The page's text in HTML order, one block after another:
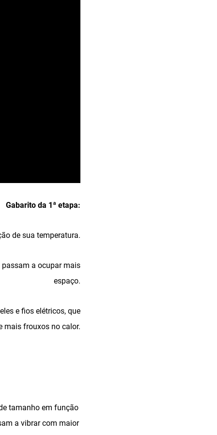
Gabarito da 1ª etapa:
de sua temperatura.
a ocupar mais
espaço.
e fios elétricos, que
mais frouxos no calor.
tamanho em função
a vibrar com maior